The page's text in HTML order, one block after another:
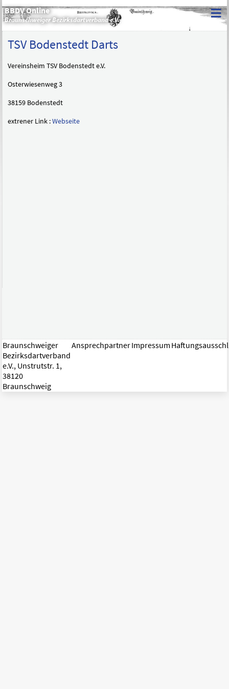
BBDV Online
Braunschweiger Bezirksdartverband e.V. ≡
TSV Bodenstedt Darts
Vereinsheim TSV Bodenstedt e.V.
Osterwiesenweg 3
38159 Bodenstedt
extrener Link :Webseite
Braunschweiger
Bezirksdartverband
e.V., Unstrutstr. 1,
38120
Braunschweig
AnsprechpartnerImpressum